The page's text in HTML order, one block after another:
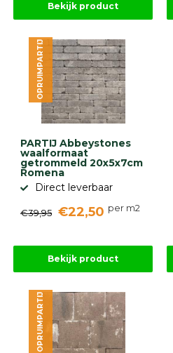
gebaseerd
ervaringen
Bekijk product
PARTIJ Abbeystones
waalformaat
getrommeld 20x5x7cm
Romena
Direct leverbaar
€39,95 €22,50 per m2
OPRUIMPARTIJ
Bekijk product
OPRUIMPARTIJ